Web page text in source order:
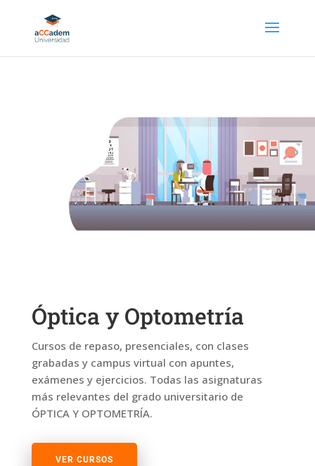
Óptica y Optometría
Cursos de repaso, presenciales, con clases
grabadas y campus virtual con apuntes,
exámenes y ejercicios. Todas las asignaturas
más relevantes del grado universitario de
ÓPTICA Y OPTOMETRÍA.
VER CURSOS